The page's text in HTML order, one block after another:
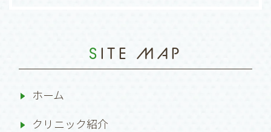
SITE MAP
ホーム
クリニック紹介